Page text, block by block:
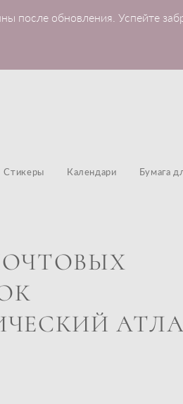
после обновления. Успейте
Стикеры Календари
Бумага